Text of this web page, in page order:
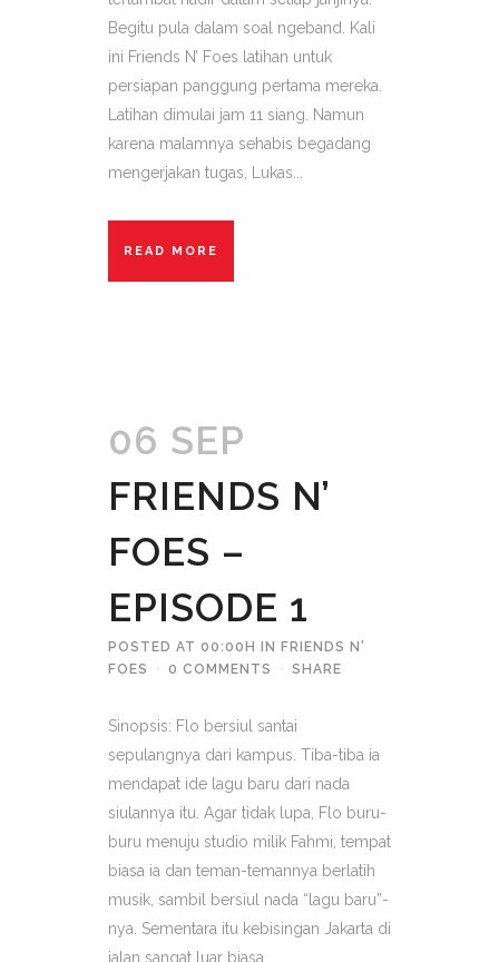
Begitu pula dalam soal ngeband. Kali
ini Friends N’ Foes latihan untuk
persiapan panggung pertama mereka.
Latihan dimulai jam 11 siang. Namun
karena malamnya sehabis begadang
mengerjakan tugas, Lukas...
READ MORE
06 SEP
FRIENDS N’
FOES –
EPISODE 1
POSTED AT 00:00H IN
FRIENDS N'
FOES
0 COMMENTS SHARE
Sinopsis: Flo bersiul santai
sepulangnya dari kampus. Tiba-tiba ia
mendapat ide lagu baru dari nada
siulannya itu. Agar tidak lupa, Flo buru-
buru menuju studio milik Fahmi, tempat
biasa ia dan teman-temannya berlatih
musik, sambil bersiul nada “lagu baru”-
nya. Sementara itu kebisingan Jakarta di
jalan sangat luar biasa,...